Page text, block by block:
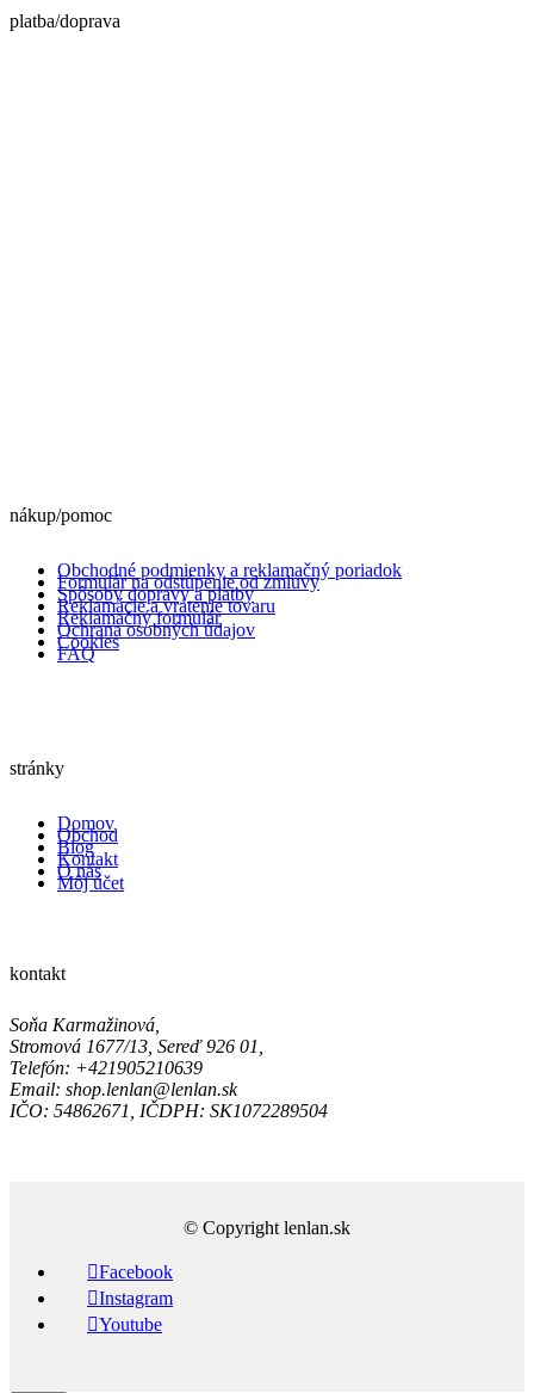
platba/doprava
nákup/pomoc
Obchodné podmienky a reklamačný poriadok
Formulár na odstúpenie od zmluvy
Spôsoby dopravy a platby
Reklamácie a vrátenie tovaru
Reklamačný formulár
Ochrana osobných údajov
Cookies
FAQ
stránky
Domov
Obchod
Blog
Kontakt
O nás
Môj účet
kontakt
Soňa Karmažinová,
Stromová 1677/13, Sereď 926 01,
Telefón: +421905210639
Email: shop.lenlan@lenlan.sk
IČO: 54862671, IČDPH: SK1072289504
© Copyright lenlan.sk
Facebook
Instagram
Youtube